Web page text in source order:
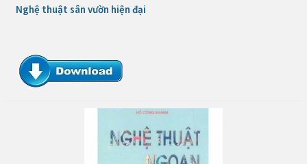
Nghệ thuật sân vườn hiện đại